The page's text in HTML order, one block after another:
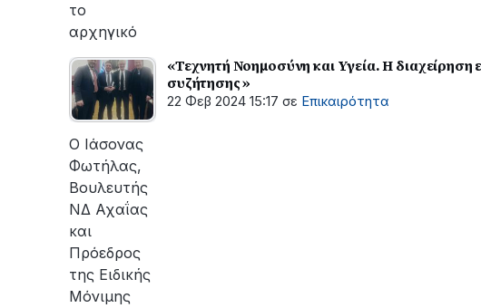
το
αρχηγικό
«Τεχνητή Νοημοσύνη και Υγεία. Η
συζήτησης »
22 Φεβ 2024 15:17 σε Επικαιρότητα
Ο Ιάσονας
Φωτήλας,
Bουλευτής
ΝΔ Αχαΐας
και
Πρόεδρος
της Ειδικής
Μόνιμης